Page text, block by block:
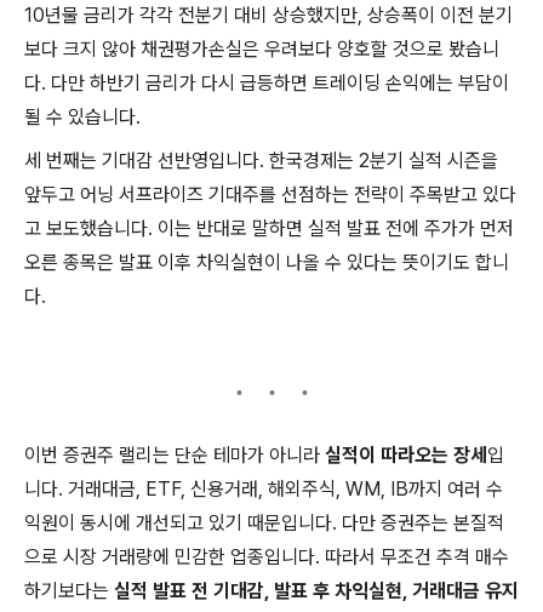
10년물 금리가 각각 전분기 대비 상승했지만, 상승폭이 이전 분기
보다 크지 않아 채권평가손실은 우려보다 양호할 것으로 봤습니
다. 다만 하반기 금리가 다시 급등하면 트레이딩 손익에는 부담이
될 수 있습니다.
세 번째는 기대감 선반영입니다. 한국경제는 2분기 실적 시즌을
앞두고 어닝 서프라이즈 기대주를 선점하는 전략이 주목받고 있다
고 보도했습니다. 이는 반대로 말하면 실적 발표 전에 주가가 먼저
오른 종목은 발표 이후 차익실현이 나올 수 있다는 뜻이기도 합니
다.
이번 증권주 랠리는 단순 테마가 아니라 실적이 따라오는 장세 입
니다. 거래대금, ETF, 신용거래, 해외주식, WM, IB까지 여러 수
익원이 동시에 개선되고 있기 때문입니다. 다만 증권주는 본질적
으로 시장 거래량에 민감한 업종입니다. 따라서 무조건 추격 매수
하기보다는 실적 발표 전 기대감, 발표 후 차익실현, 거래대금 유지